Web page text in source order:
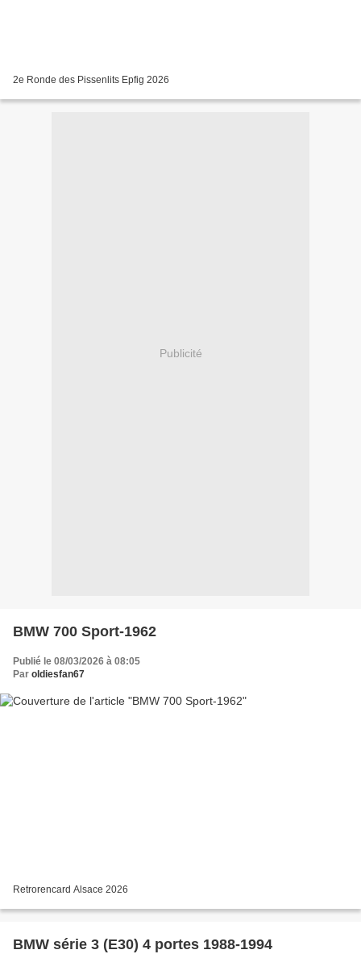
2e Ronde des Pissenlits Epfig 2026
Publicité
BMW 700 Sport-1962
Publié le 08/03/2026 à 08:05
Par oldiesfan67
Retrorencard Alsace 2026
BMW série 3 (E30) 4 portes 1988-1994